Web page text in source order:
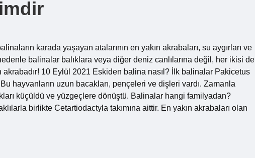
karada yaşayan atalarının en yakın akrabaları, su aygırları ve
balinalar balıklara veya diğer deniz canlılarına değil, her ikisi de
akrabadır! 10 Eylül 2021 Eskiden balina nasıl? İlk balinalar Pakicetus
hayvanların uzun bacakları, pençeleri ve dişleri vardı. Zamanla
küçüldü ve yüzgeçlere dönüştü. Balinalar hangi familyadan?
birlikte Cetartiodactyla takımına aittir. En yakın akrabaları olan